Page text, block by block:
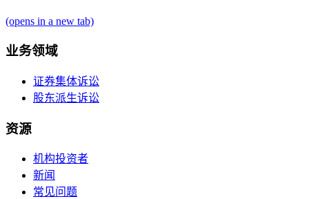
(opens in a new tab)
业务领域
证券集体诉讼
股东派生诉讼
资源
机构投资者
新闻
常见问题